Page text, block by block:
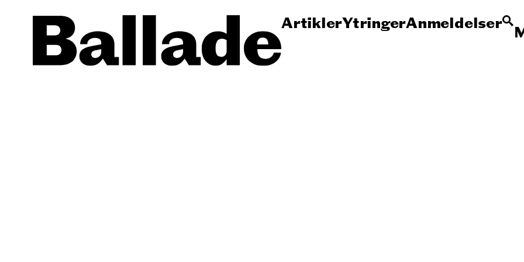
ArtiklerYtringerAnmeldelser